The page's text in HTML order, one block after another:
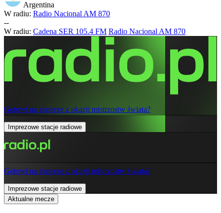
Argentina
W radiu: Radio Nacional AM 870
--
W radiu: Cadena SER 105.4 FM Radio Nacional AM 870
Gotowi na imprezę z okazji mistrzostw świata?
Imprezowe stacje radiowe
Gotowi na imprezę z okazji mistrzostw świata?
Imprezowe stacje radiowe
Aktualne mecze